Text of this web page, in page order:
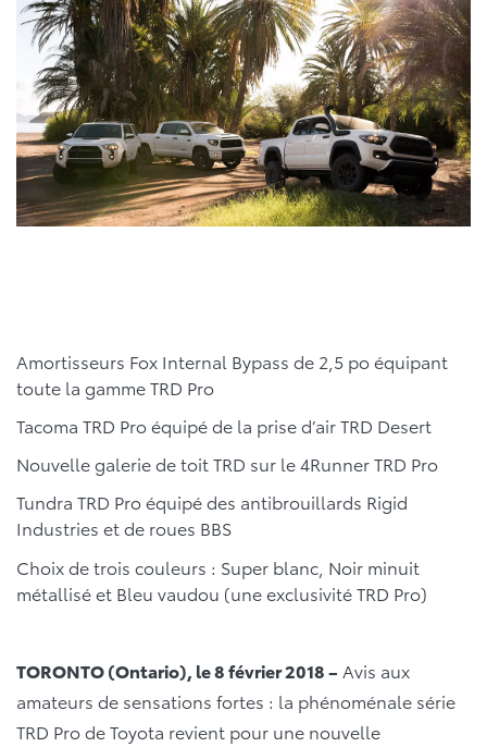
Amortisseurs Fox Internal Bypass de 2,5 po équipant
toute la gamme TRD Pro
Tacoma TRD Pro équipé de la prise d’air TRD Desert
Nouvelle galerie de toit TRD sur le 4Runner TRD Pro
Tundra TRD Pro équipé des antibrouillards Rigid
Industries et de roues BBS
Choix de trois couleurs : Super blanc, Noir minuit
métallisé et Bleu vaudou (une exclusivité TRD Pro)
TORONTO (Ontario), le 8 février 2018 – Avis aux
amateurs de sensations fortes : la phénoménale série
TRD Pro de Toyota revient pour une nouvelle